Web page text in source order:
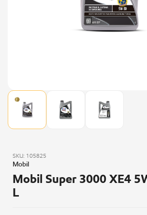
SKU: 105825
Mobil
Mobil Super 3000 XE4
L